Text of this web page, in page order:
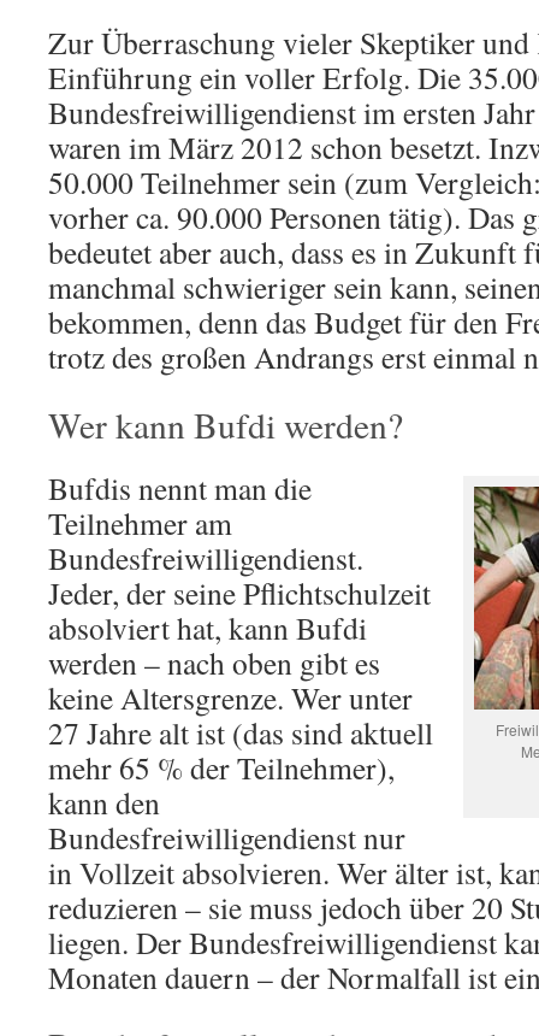
Zur Überraschung vieler Skeptiker
Einführung ein voller Erfolg. Die
Bundesfreiwilligendienst im ersten
waren im März 2012 schon besetzt.
50.000 Teilnehmer sein (zum
vorher ca. 90.000 Personen tätig). Das
bedeutet aber auch, dass es in Zukunft
manchmal schwieriger sein kann,
bekommen, denn das Budget für den
trotz des großen Andrangs erst einmal
Wer kann Bufdi werden?
Bufdis nennt man die
Teilnehmer am
Bundesfreiwilligendienst.
Jeder, der seine Pflichtschulzeit
absolviert hat, kann Bufdi
werden – nach oben gibt es
keine Altersgrenze. Wer unter
27 Jahre alt ist (das sind aktuell
mehr 65 % der Teilnehmer),
kann den
Bundesfreiwilligendienst nur
in Vollzeit absolvieren. Wer älter ist,
reduzieren – sie muss jedoch über 20
liegen. Der Bundesfreiwilligendienst
Monaten dauern – der Normalfall ist